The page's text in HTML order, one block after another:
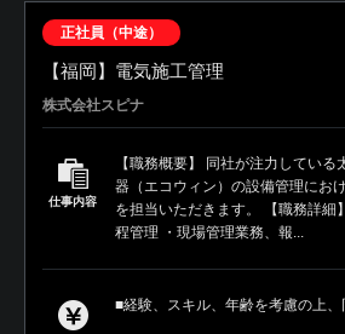
正社員（中途）
【福岡】電気施工管理
株式会社スピナ
仕事内容
【職務概要】 同社が注力してい
器（エコウィン）の設備管理にお
を担当いただきます。 【職務詳細
程管理 ・現場管理業務、報...
■経験、スキル、年齢を考慮の上